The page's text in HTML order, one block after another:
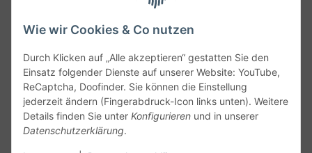
Wie wir Cookies & Co nutzen
Durch Klicken auf „Alle akzeptieren“ gestatten Sie den
Einsatz folgender Dienste auf unserer Website: YouTube,
ReCaptcha, Doofinder. Sie können die Einstellung
jederzeit ändern (Fingerabdruck-Icon links unten). Weitere
Details finden Sie unter Konfigurieren und in unserer
Datenschutzerklärung.